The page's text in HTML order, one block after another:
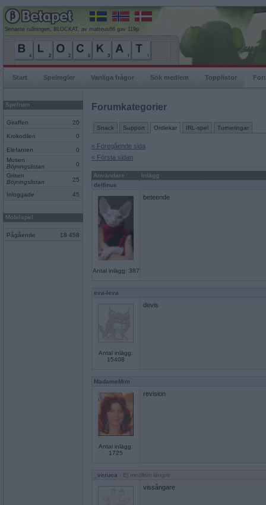
Senaste rullningen, BLOCKAT, av matteus66 gav 119p
Start Spelregler Vanliga frågor Sök medlem Topplistor
Spelrum
Giraffen 20
Krokodilen 0
Elefanten
0
Musen
Böjningslistan
0
Grisen
Böjningslistan
25
Inloggade 45
Mobilspel
Pågående 18 458
Forumkategorier
Snack Support Ordlekar IRL-spel Turneringar
« Föregående sida
« Första sidan
Användare
Inlägg
delfinus
Antal inlägg: 387
beteende
eva-leva
Antal inlägg:
15408
devis
MadameMim
Antal inlägg:
1725
revision
_veruca - Ej medlem längre
vissångare